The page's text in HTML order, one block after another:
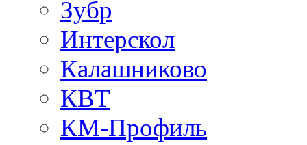
Зубр
Интерскол
Калашниково
КВТ
КМ-Профиль